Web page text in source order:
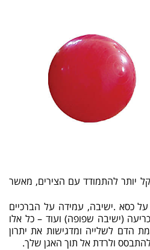
יותר להתמודד עם הצירים, מאשר
כסא .ישיבה, עמידה על הברכיים
(ישיבה שפופה) ועוד – כל אלו
הדם לשלייה ומדגישות את יתרון
ולרדת אל תוך האגן שלך.